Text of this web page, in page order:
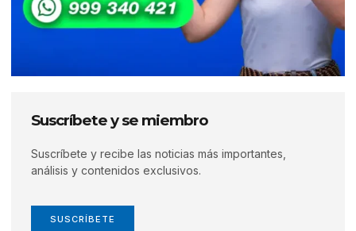
Suscríbete y se miembro
Suscríbete y recibe las noticias más importantes,
análisis y contenidos exclusivos.
SUSCRÍBETE